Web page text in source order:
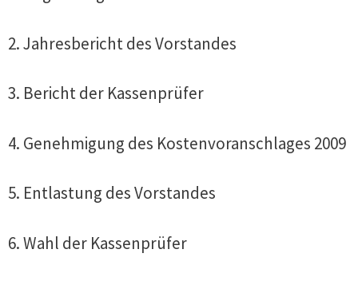
2. Jahresbericht des Vorstandes
3. Bericht der Kassenprüfer
4. Genehmigung des Kostenvoranschlages 2009
5. Entlastung des Vorstandes
6. Wahl der Kassenprüfer